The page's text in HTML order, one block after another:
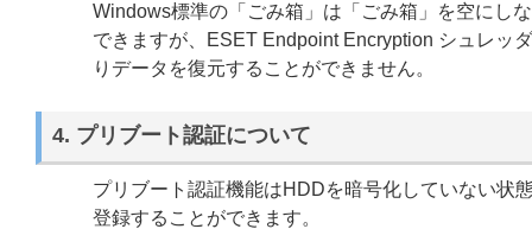
Windows標準の「ごみ箱」は「ごみ箱」を空にし
できますが、ESET Endpoint Encryption シュレッ
りデータを復元することができません。
4. プリブート認証について
プリブート認証機能はHDDを暗号化していない状
登録することができます。